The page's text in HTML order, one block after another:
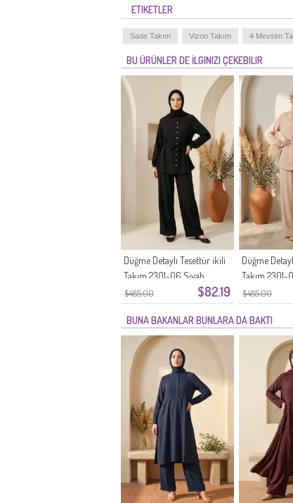
ETIKETLER
Sade Takım Vizon Takım 4 Mevsim
BU ÜRÜNLER DE İLGINIZI ÇEKEBILIR
$485.00 $82.19
Düğme Detaylı Tesettür ikili
Takım 2301-06 Siyah
$485.00
Düğme
Takım 2301-
BUNA BAKANLAR BUNLARA DA BAKTI